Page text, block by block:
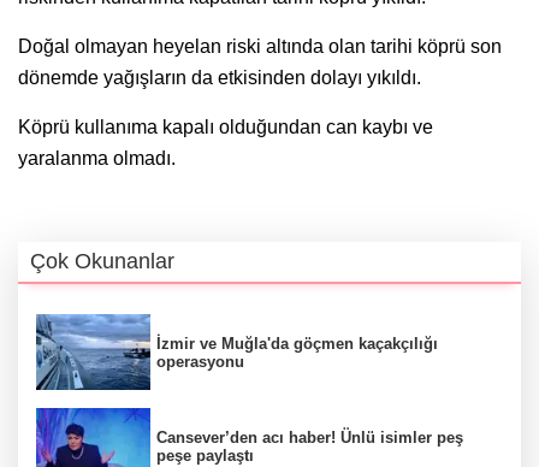
Doğal olmayan heyelan riski altında olan tarihi köprü son
dönemde yağışların da etkisinden dolayı yıkıldı.
Köprü kullanıma kapalı olduğundan can kaybı ve
yaralanma olmadı.
Çok Okunanlar
İzmir ve Muğla'da göçmen kaçakçılığı
operasyonu
Cansever’den acı haber! Ünlü isimler peş
peşe paylaştı